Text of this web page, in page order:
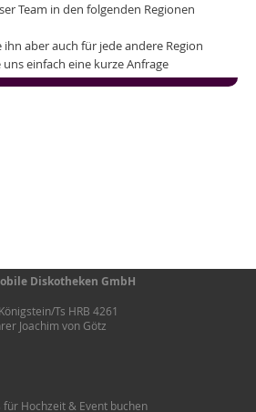
Team in den folgenden Regionen
aber auch für jede andere Region
uns einfach eine kurze Anfrage
Diskotheken GmbH
Ts HRB 4261
Joachim von Götz
für Hochzeit & Event buchen